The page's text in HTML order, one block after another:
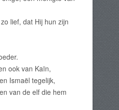
lief, dat Hij hun zijn
ook van Kaïn,
Ismaël tegelijk,
van de elf die hem